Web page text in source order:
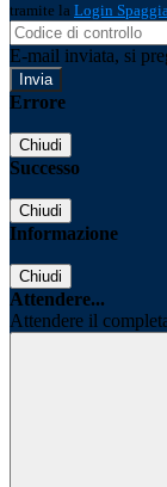
tramite la Login
E-mail inviata, si
Errore
Chiudi
Successo
Chiudi
Informazione
Chiudi
Attendere...
Attendere il